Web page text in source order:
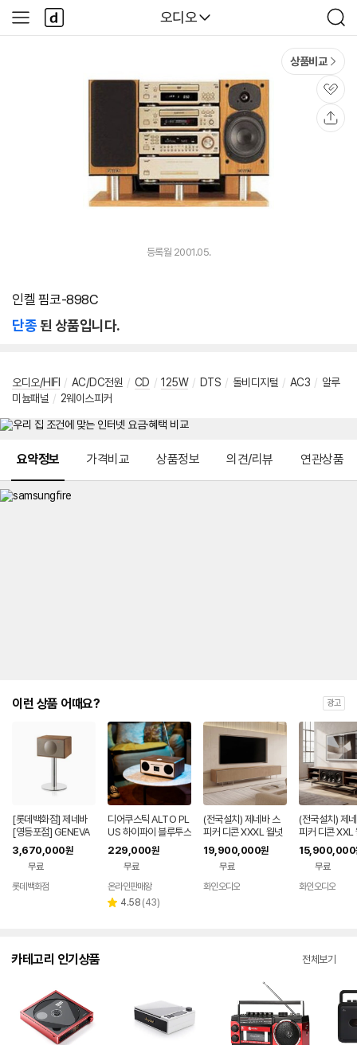
다나와
오디오
검
색
사
이
다
나
와
상품비교
관
심
등록월 2001.05.
인켈 핌코-898C
단종된 상품입니다.
오디오/HIFI / AC/DC전원 / CD / 125W / DTS / 돌비디지털 / AC3 / 알루
미늄패널 / 2웨이스피커
요약정보 가격비교 상품정보 의견/리뷰 연관상품
이런 상품 어때요? 광고
[롯데백화점] 제네바
[영등포점] GENEVA
MODEL L 월넛 + 스
탠드포함 LE120961
3163
3,670,000원
무료
롯데백화점
디어쿠스틱 ALTO PL
US 하이파이 블루투스
오디오 스피커 CD플
레이어 라디오 무선충
229,000원
무료
온라인판매왕
별 4.58 리
(43)
(전국설치) 제네바 스
피커 디콘 XXXL 월넛
오크 최신모델 백화점
동일상품
19,900,000원
무료
화인오디오
(전국설치) 제
피커 디콘 XXL
크 최신모델 백
일상품
15,900,000
무료
화인오디오
카테고리 인기상품 전체보기